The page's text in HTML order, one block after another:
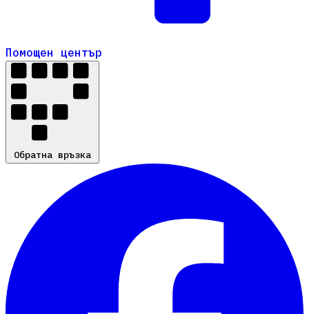
Помощен център
Помощен център
Обратна връзка
Обратна връзка